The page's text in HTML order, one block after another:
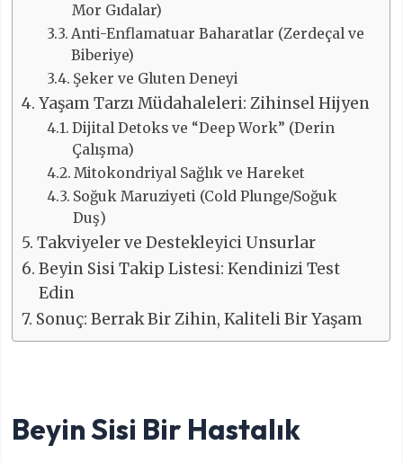
Mor Gıdalar)
Anti-Enflamatuar Baharatlar (Zerdeçal ve
Biberiye)
Şeker ve Gluten Deneyi
Yaşam Tarzı Müdahaleleri: Zihinsel Hijyen
Dijital Detoks ve “Deep Work” (Derin
Çalışma)
Mitokondriyal Sağlık ve Hareket
Soğuk Maruziyeti (Cold Plunge/Soğuk
Duş)
Takviyeler ve Destekleyici Unsurlar
Beyin Sisi Takip Listesi: Kendinizi Test
Edin
Sonuç: Berrak Bir Zihin, Kaliteli Bir Yaşam
Beyin Sisi Bir Hastalık